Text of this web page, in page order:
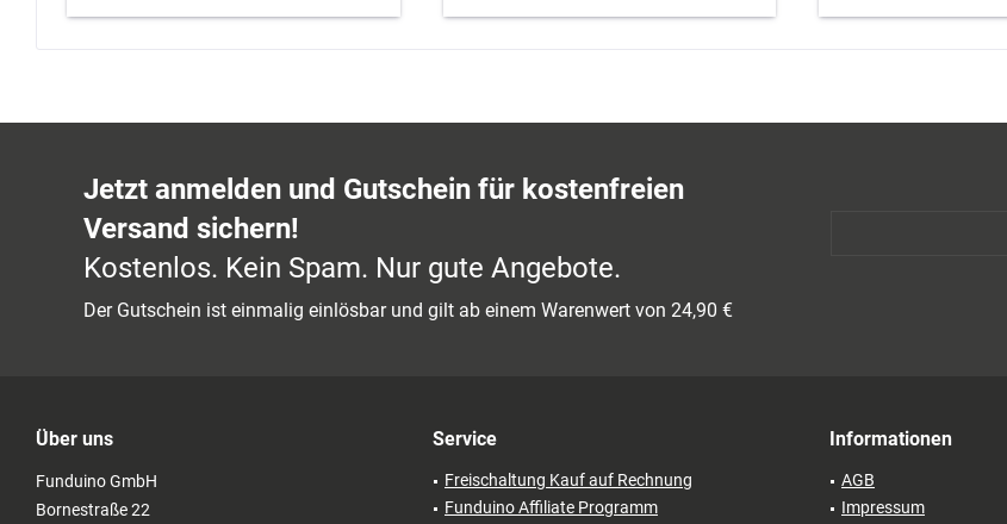
Jetzt anmelden und Gutschein für kostenfreien
Versand sichern!
Kostenlos. Kein Spam. Nur gute Angebote.
Der Gutschein ist einmalig einlösbar und gilt ab einem Warenwert von 24,90 €
Über uns
Funduino GmbH
Bornestraße 22
Service
Freischaltung Kauf auf Rechnung
Funduino Affiliate Programm
Informationen
AGB
Impressum